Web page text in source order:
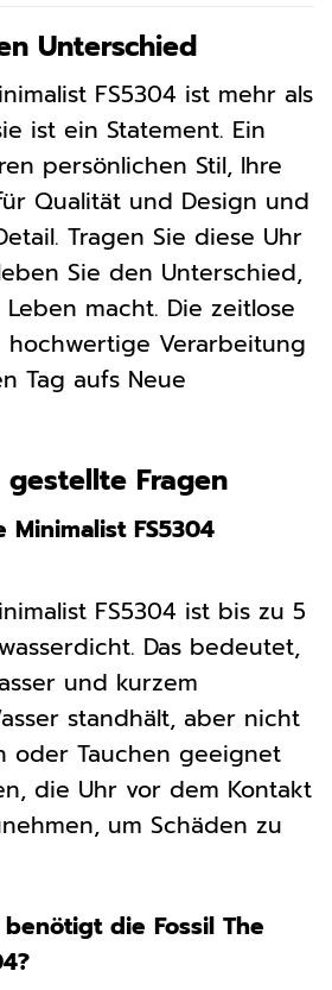
Unterschied
FS5304 ist mehr als
ist ein Statement. Ein
persönlichen Stil, Ihre
Qualität und Design und
Tragen Sie diese Uhr
Sie den Unterschied,
macht. Die zeitlose
hochwertige Verarbeitung
Tag aufs Neue
Fragen
Minimalist FS5304
FS5304 ist bis zu 5
Das bedeutet,
und kurzem
standhält, aber nicht
oder Tauchen geeignet
die Uhr vor dem Kontakt
um Schäden zu
die Fossil The